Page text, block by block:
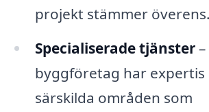
projekt stämmer överens.
Specialiserade tjänster–
byggföretag har expertis
särskilda områden som